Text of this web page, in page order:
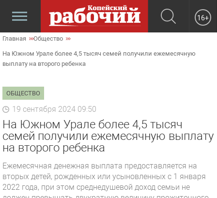
16+
Главная Общество
На Южном Урале более 4,5 тысяч семей получили ежемесячную
выплату на второго ребенка
ОБЩЕСТВО
19 сентября 2024 09:50
На Южном Урале более 4,5 тысяч
семей получили ежемесячную выплату
на второго ребенка
Ежемесячная денежная выплата предоставляется на
вторых детей, рожденных или усыновленных с 1 января
2022 года, при этом среднедушевой доход семьи не